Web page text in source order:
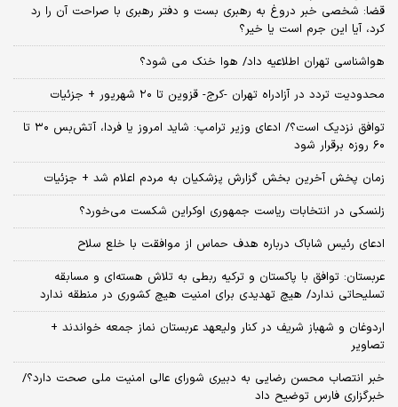
قضا: شخصی خبر دروغ به رهبری بست و دفتر رهبری با صراحت آن را رد
کرد، آیا این جرم است یا خیر؟
هواشناسی تهران اطلاعیه داد/ هوا خنک می شود؟
محدودیت تردد در آزادراه تهران -کرج- قزوین تا ۲۰ شهریور + جزئیات
توافق نزدیک است؟/ ادعای وزیر ترامپ: شاید امروز یا فردا، آتش‌بس ۳۰ تا
۶۰ روزه برقرار شود
زمان پخش آخرین بخش گزارش پزشکیان به مردم اعلام شد + جزئیات
زلنسکی در انتخابات ریاست جمهوری اوکراین شکست می‌خورد؟
ادعای رئیس شاباک درباره هدف حماس از موافقت با خلع سلاح
عربستان: توافق با پاکستان و ترکیه ربطی به تلاش هسته‌ای و مسابقه
تسلیحاتی ندارد/ هیچ تهدیدی برای امنیت هیچ کشوری در منطقه ندارد
اردوغان و شهباز شریف در کنار ولیعهد عربستان نماز جمعه خواندند +
تصاویر
خبر انتصاب محسن رضایی به دبیری شورای عالی امنیت ملی صحت دارد؟/
خبرگزاری فارس توضیح داد